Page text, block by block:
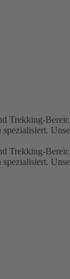
Trekking-
Trekking-